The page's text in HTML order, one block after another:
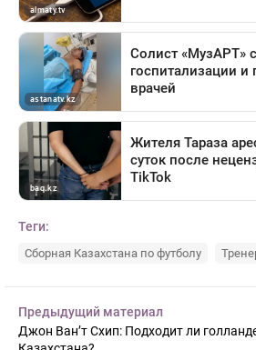
Теги:
Сборная Казахстана по футболу
Предыдущий материал
Джон Ван’т Схип: Подходит ли